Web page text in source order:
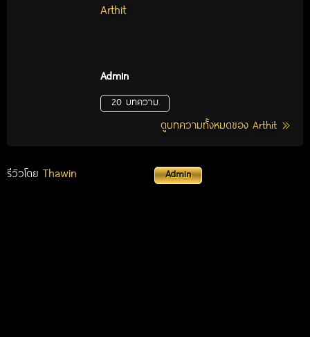
Arthit
Admin
20 บทความ
ดูบทความทั้งหมดของ Arthit
รีวิวโดย Thawin Admin